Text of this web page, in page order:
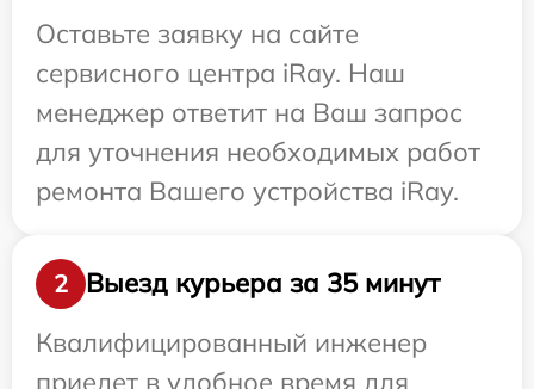
Оставьте заявку на сайте
сервисного центра iRay. Наш
менеджер ответит на Ваш запрос
для уточнения необходимых работ
ремонта Вашего устройства iRay.
2
Выезд курьера за 35 минут
Квалифицированный инженер
приедет в удобное время для